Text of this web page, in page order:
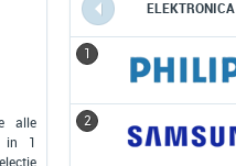
alle
in 1
ELEKTRONICA
1
2